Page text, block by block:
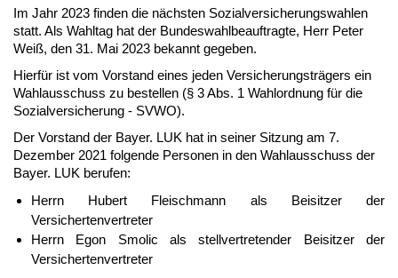
Im Jahr 2023 finden die nächsten Sozialversicherungswahlen
statt. Als Wahltag hat der Bundeswahlbeauftragte, Herr Peter
Weiß, den 31. Mai 2023 bekannt gegeben.
Hierfür ist vom Vorstand eines jeden Versicherungsträgers ein
Wahlausschuss zu bestellen (§ 3 Abs. 1 Wahlordnung für die
Sozialversicherung - SVWO).
Der Vorstand der Bayer. LUK hat in seiner Sitzung am 7.
Dezember 2021 folgende Personen in den Wahlausschuss der
Bayer. LUK berufen:
Herrn Hubert Fleischmann als Beisitzer der
Versichertenvertreter
Herrn Egon Smolic als stellvertretender Beisitzer der
Versichertenvertreter